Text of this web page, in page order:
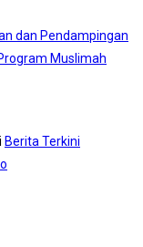
dan Pendampingan
Muslimah
Berita Terkini